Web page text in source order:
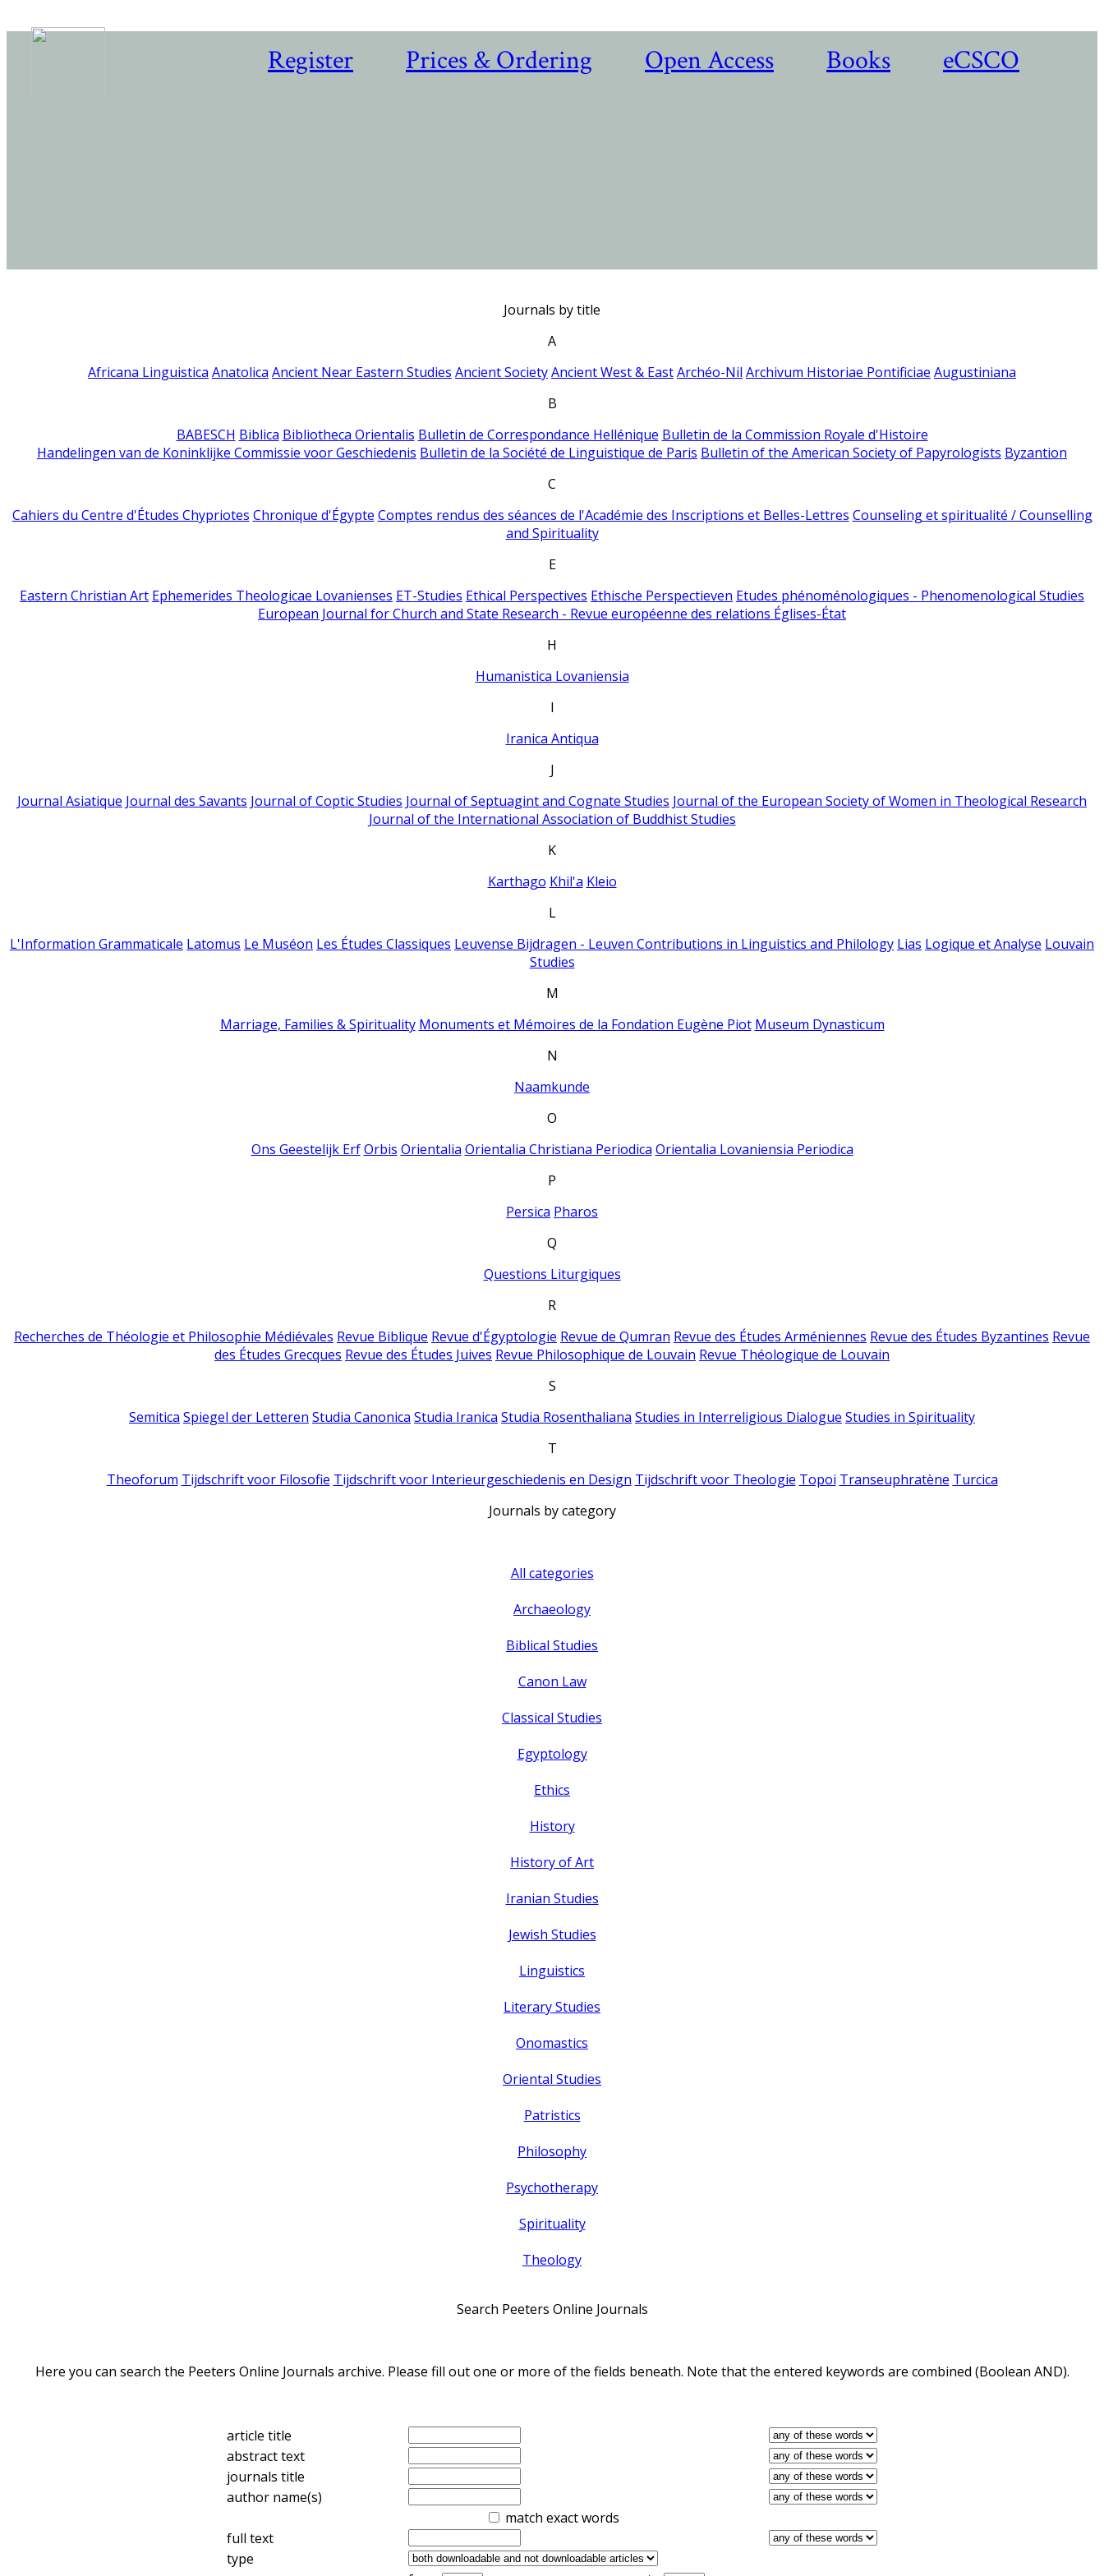
Register Prices & Ordering Open Access Books eCSCO
Journals by title
A
Africana Linguistica Anatolica Ancient Near Eastern Studies Ancient SocietyAncient West & EastArchéo-Nil Archivum Historiae Pontificiae Augustiniana
B
BABESCH Biblica Bibliotheca Orientalis Bulletin de Correspondance Hellénique Bulletin de la Commission Royale d'Histoire
Handelingen van de Koninklijke Commissie voor Geschiedenis Bulletin de la Société de Linguistique de Paris Bulletin of the American Society of Papyrologists Byzantion
C
Cahiers du Centre d'Études Chypriotes Chronique d'Égypte Comptes rendus des séances de l'Académie des Inscriptions et Belles-Lettres Counseling et spiritualité / Counselling
and Spirituality
E
Eastern Christian Art Ephemerides Theologicae Lovanienses ET-Studies Ethical Perspectives Ethische Perspectieven Etudes phénoménologiques - Phenomenological Studies
European Journal for Church and State Research - Revue européenne des relations Églises-État
H
Humanistica Lovaniensia
I
Iranica Antiqua
J
Journal Asiatique Journal des Savants Journal of Coptic Studies Journal of Septuagint and Cognate Studies Journal of the European Society of Women in Theological Research
Journal of the International Association of Buddhist Studies
K
Karthago Khil'a Kleio
L
L'Information Grammaticale Latomus Le Muséon Les Études Classiques Leuvense Bijdragen - Leuven Contributions in Linguistics and Philology Lias Logique et Analyse Louvain
Studies
M
Marriage, Families & Spirituality Monuments et Mémoires de la Fondation Eugène Piot Museum Dynasticum
N
Naamkunde
O
Ons Geestelijk Erf Orbis Orientalia Orientalia Christiana Periodica Orientalia Lovaniensia Periodica
P
Persica Pharos
Q
Questions Liturgiques
R
Recherches de Théologie et Philosophie Médiévales Revue Biblique Revue d'Égyptologie Revue de Qumran Revue des Études Arméniennes Revue des Études Byzantines Revue
des Études Grecques Revue des Études Juives Revue Philosophique de Louvain Revue Théologique de Louvain
S
Semitica Spiegel der Letteren Studia Canonica Studia Iranica Studia Rosenthaliana Studies in Interreligious Dialogue Studies in Spirituality
T
Theoforum Tijdschrift voor Filosofie Tijdschrift voor Interieurgeschiedenis en Design Tijdschrift voor Theologie Topoi Transeuphratène Turcica
Journals by category
All categories
Archaeology
Biblical Studies
Canon Law
Classical Studies
Egyptology
Ethics
History
History of Art
Iranian Studies
Jewish Studies
Linguistics
Literary Studies
Onomastics
Oriental Studies
Patristics
Philosophy
Psychotherapy
Spirituality
Theology
Search Peeters Online Journals
Here you can search the Peeters Online Journals archive. Please fill out one or more of the fields beneath. Note that the entered keywords are combined (Boolean AND).
article title
abstract text
journals title
author name(s)
match exact words
full text
type